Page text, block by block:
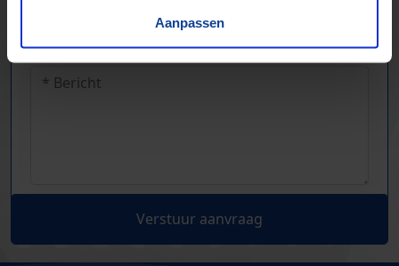
Aanpassen
Verstuur aanvraag